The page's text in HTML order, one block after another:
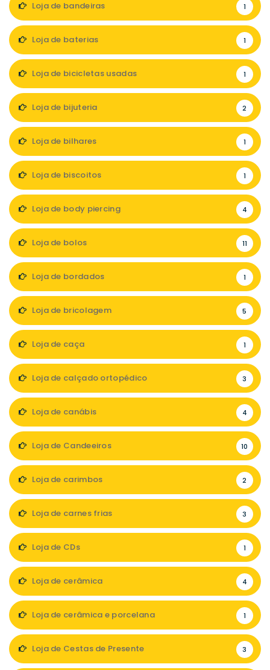
Loja de bandeiras 1
Loja de baterias 1
Loja de bicicletas usadas 1
Loja de bijuteria 2
Loja de bilhares 1
Loja de biscoitos 1
Loja de body piercing 4
Loja de bolos 11
Loja de bordados 1
Loja de bricolagem 5
Loja de caça 1
Loja de calçado ortopédico 3
Loja de canábis 4
Loja de Candeeiros 10
Loja de carimbos 2
Loja de carnes frias 3
Loja de CDs 1
Loja de cerâmica 4
Loja de cerâmica e porcelana 1
Loja de Cestas de Presente 3